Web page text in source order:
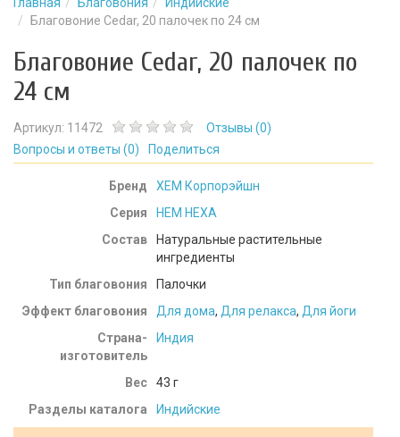
Благовоние Cedar, 20 палочек по 24 см
Благовоние Cedar, 20 палочек по
24 см
Артикул: 11472 Отзывы (0)
Вопросы и ответы (0) Поделиться
Бренд
ХЕМ Корпорэйшн
Серия
HEM HEXA
Состав
Натуральные растительные
ингредиенты
Тип благовония
Палочки
Эффект благовония
Для дома, Для релакса, Для йоги
Страна-
изготовитель
Индия
Вес 43 г
Разделы каталога
Индийские